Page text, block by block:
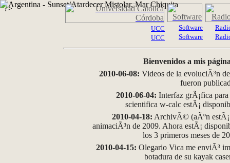
?>
UCC
UCC
Software
Software
Bienvenidos a mis
2010-06-08: Videos de la evoluciÃ³n
fueron
2010-06-04: Interfaz grÃ¡fica
scientifica w-calc estÃ¡
2010-04-18: ArchivÃ© (aÃºn
animaciÃ³n de 2009. Ahora estÃ¡
los 3 primeros meses de
2010-04-15: Olegario Vica me enviÃ³
botadura de su kayak